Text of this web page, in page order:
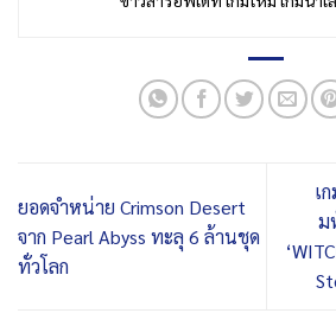
ยอดจำหน่าย Crimson Desert
จาก Pearl Abyss ทะลุ 6 ล้านชุด
ทั่วโลก
เ
ม